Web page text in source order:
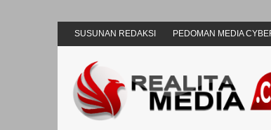
SUSUNAN REDAKSI PEDOMAN MEDIA